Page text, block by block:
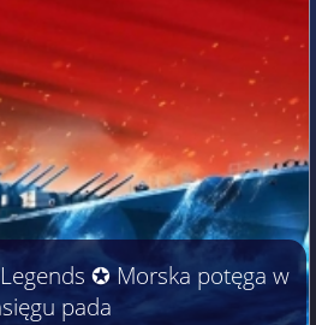
✪ Morska potęga w
pada